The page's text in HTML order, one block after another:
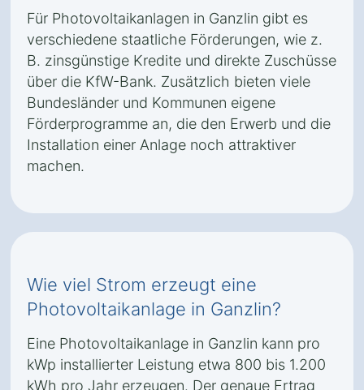
Für Photovoltaikanlagen in Ganzlin gibt es
verschiedene staatliche Förderungen, wie z.
B. zinsgünstige Kredite und direkte Zuschüsse
über die KfW-Bank. Zusätzlich bieten viele
Bundesländer und Kommunen eigene
Förderprogramme an, die den Erwerb und die
Installation einer Anlage noch attraktiver
machen.
Wie viel Strom erzeugt eine
Photovoltaikanlage in Ganzlin?
Eine Photovoltaikanlage in Ganzlin kann pro
kWp installierter Leistung etwa 800 bis 1.200
kWh pro Jahr erzeugen. Der genaue Ertrag